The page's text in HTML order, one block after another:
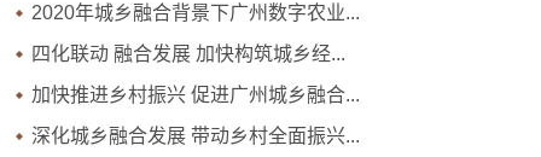
2020年城乡融合背景下广州数字农业...
四化联动 融合发展 加快构筑城乡经...
加快推进乡村振兴 促进广州城乡融合...
深化城乡融合发展 带动乡村全面振兴...